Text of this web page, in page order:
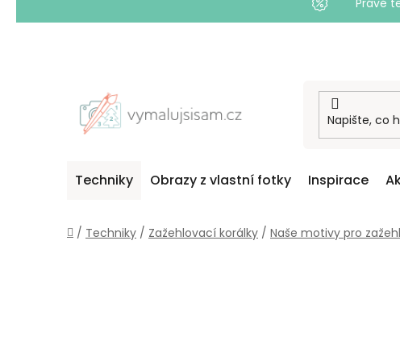
Právě
Techniky Obrazy z vlastní fotky Inspirace
Domů
/ Techniky / Zažehlovací korálky / Naše motivy pro